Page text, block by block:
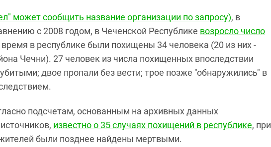
может сообщить название организации по запросу), в
с 2008 годом, в Чеченской Республике возросло число
время в республике были похищены 34 человека (20 из них -
Чечни). 27 человек из числа похищенных впоследствии
двое пропали без вести; трое позже "обнаружились" в
подсчетам, основанным на архивных данных
известно о 35 случаях похищений в республике, при
были позднее найдены мертвыми.